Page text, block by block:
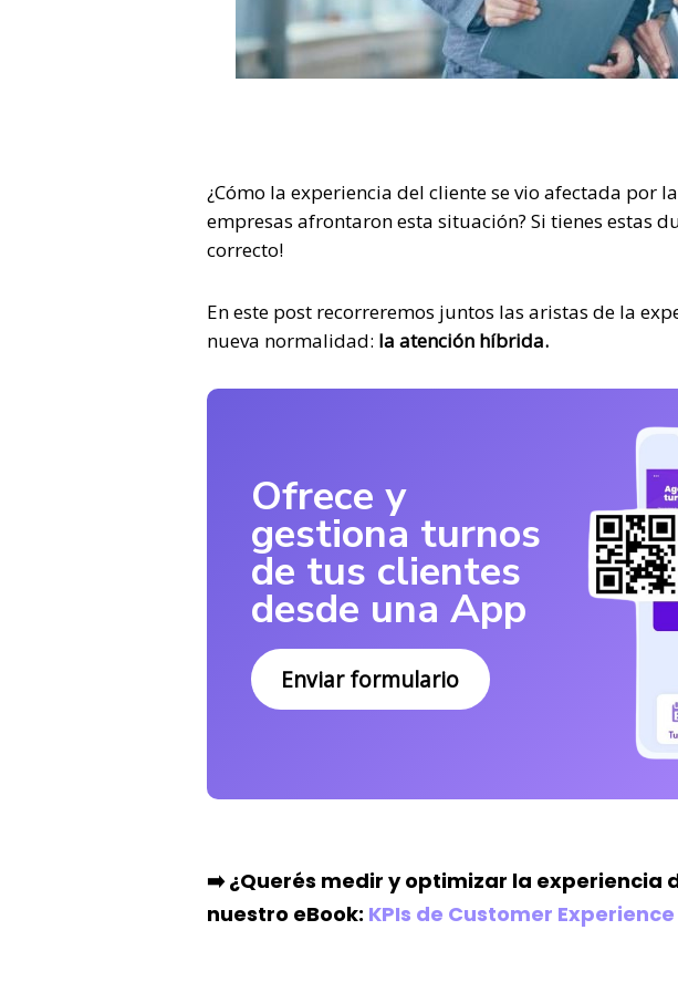
¿Cómo la experiencia del clientese vio afectada por
empresas afrontaron esta situación? Si tienes estas
correcto!
En este post recorreremos juntos las aristas de la
nueva normalidad: la atención híbrida.
Ofrece y
gestiona turnos
de tus clientes
desde una App
Enviar formulario
➡️¿Querés medir y optimizar la experiencia
nuestro eBook: KPIs de Customer